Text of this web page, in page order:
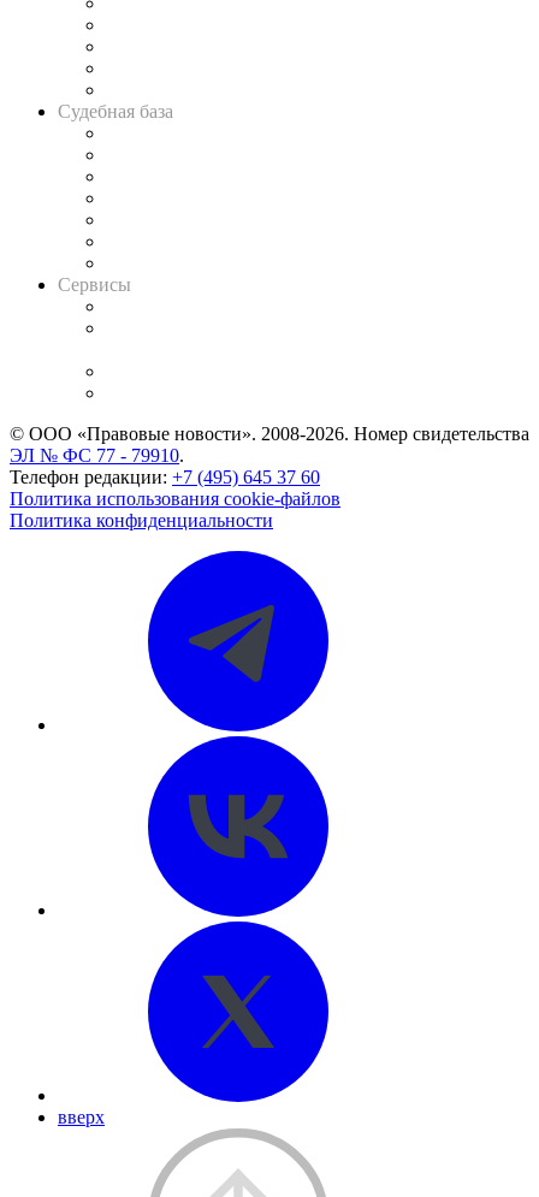
Судебная база
Сервисы
© ООО «Правовые новости». 2008-2026. Номер свидетельства
ЭЛ № ФС 77 - 79910.
Телефон редакции: +7 (495) 645 37 60
Политика использования cookie-файлов
Политика конфиденциальности
вверх